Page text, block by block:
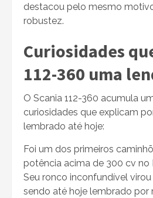
destacou pelo mesmo
robustez.
Curiosidades
112-360 uma
O Scania 112-360 acumula
curiosidades que explicam
lembrado até hoje:
Foi um dos primeiros
potência acima de 300 cv no
Seu ronco inconfundível
sendo até hoje lembrado por